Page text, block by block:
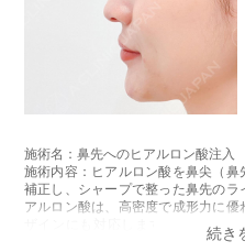
施術名：鼻先へのヒアルロン酸注入
施術内容：ヒアルロン酸を鼻尖（
補正し、シャープで整った鼻先の
アルロン酸は、高密度で成形力に
ザインにも対応します。切開を伴
た、ダウンタイムの少ない施術です